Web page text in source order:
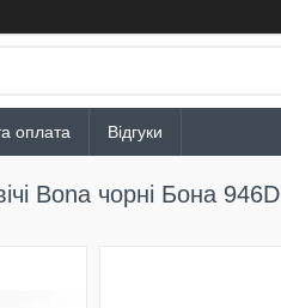
оплата Відгуки
Bona чорні Бона 946D